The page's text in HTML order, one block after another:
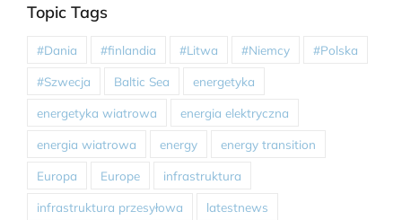
Topic Tags
#Dania #finlandia #Litwa #Niemcy #Polska
#Szwecja Baltic Sea energetyka
energetyka wiatrowa energia elektryczna
energia wiatrowa energy energy transition
Europa Europe infrastruktura
infrastruktura przesyłowa latestnews